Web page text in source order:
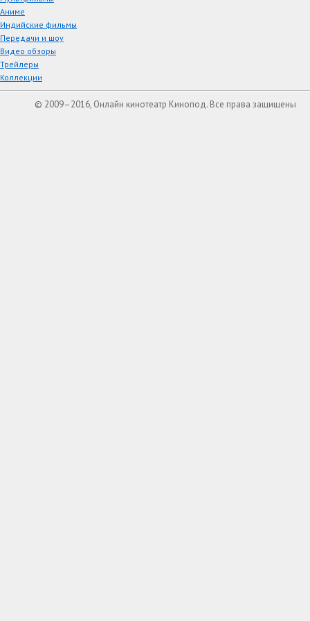
Аниме
Индийские фильмы
Передачи и шоу
Видео обзоры
Трейлеры
Коллекции
© 2009–2016, Онлайн кинотеатр Кинопод. Все права защищены